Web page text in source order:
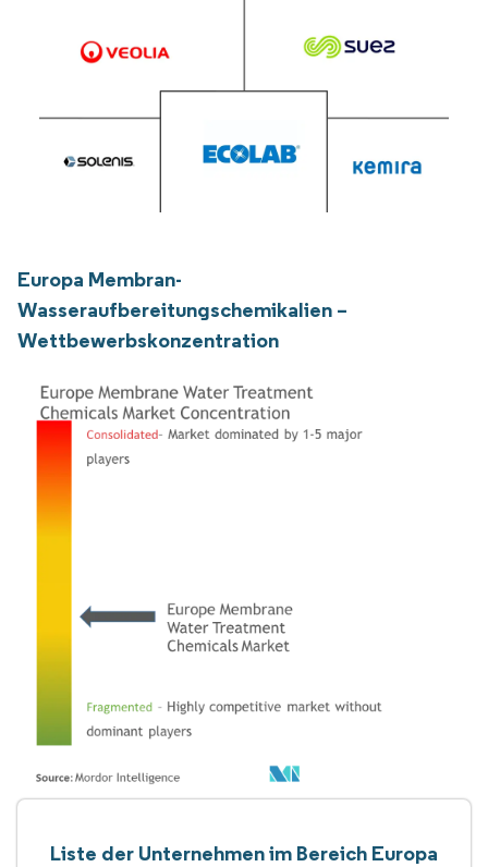
Europa Membran-
Wasseraufbereitungschemikalien –
Wettbewerbskonzentration
Liste der Unternehmen im Bereich Europa